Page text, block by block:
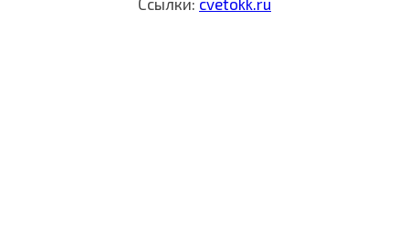
Ссылки: cvetokk.ru